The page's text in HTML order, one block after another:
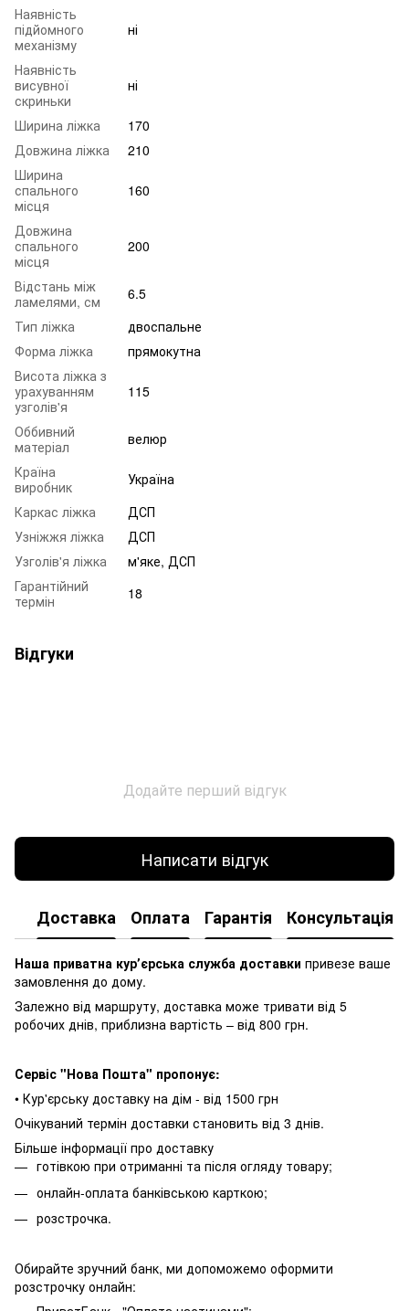
Наявність
підйомного
механізму
ні
Наявність
висувної
скриньки
ні
Ширина ліжка
170
Довжина ліжка
210
Ширина
спального
місця
160
Довжина
спального
місця
200
Відстань між
ламелями, см
6.5
Тип ліжка
двоспальне
Форма ліжка
прямокутна
Висота ліжка з
урахуванням
узголів'я
115
Оббивний
матеріал
велюр
Країна
виробник
Україна
Каркас ліжка
ДСП
Узніжжя ліжка
ДСП
Узголів'я ліжка
м'яке, ДСП
Гарантійний
термін
18
Відгуки
Додайте перший відгук
Написати відгук
Доставка Оплата Гарантія Консультація
Наша приватна курʼєрська служба доставки привезе ваше
замовлення до дому.
Залежно від маршруту, доставка може тривати від 5
робочих днів, приблизна вартість – від 800 грн.
Сервіс "Нова Пошта" пропонує:
• Кур'єрську доставку на дім - від 1500 грн
Очікуваний термін доставки становить від 3 днів.
Більше інформації про доставку
готівкою при отриманні та після огляду товару;
онлайн-оплата банківською карткою;
розстрочка.
Обирайте зручний банк, ми допоможемо оформити
розстрочку онлайн: